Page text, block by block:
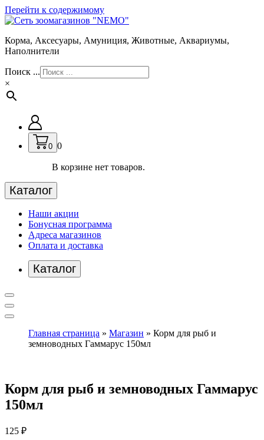
Перейти к содержимому
Корма, Аксесуары, Амуниция, Животные, Аквариумы,
Наполнители
Поиск ...
×
0 0
В корзине нет товаров.
Каталог
Наши акции
Бонусная программа
Адреса магазинов
Оплата и доставка
Каталог
Главная страница » Магазин » Корм для рыб и
земноводных Гаммарус 150мл
Корм для рыб и земноводных Гаммарус
150мл
125 ₽